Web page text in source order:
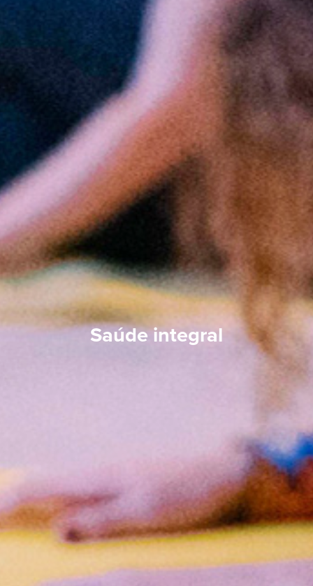
Saúde integral